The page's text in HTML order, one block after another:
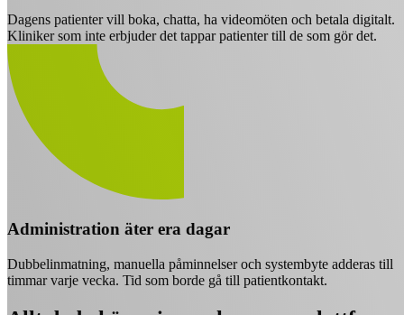
Dagens patienter vill boka, chatta, ha videomöten och betala digitalt.
Kliniker som inte erbjuder det tappar patienter till de som gör det.
Administration äter era dagar
Dubbelinmatning, manuella påminnelser och systembyte adderas till
timmar varje vecka. Tid som borde gå till patientkontakt.